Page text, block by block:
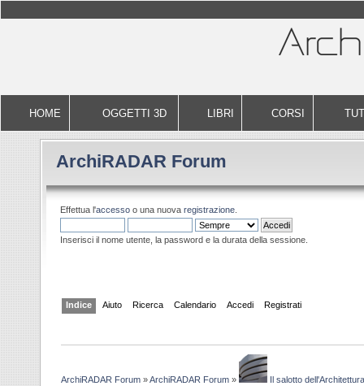
HOME OGGETTI 3D LIBRI CORSI
ArchiRADAR Forum
Effettua l'accesso o una nuova registrazione.
Inserisci il nome utente, la password e la durata della sessione.
Indice Aiuto Ricerca Calendario Accedi Registrati
ArchiRADAR Forum »ArchiRADAR Forum » Il salotto